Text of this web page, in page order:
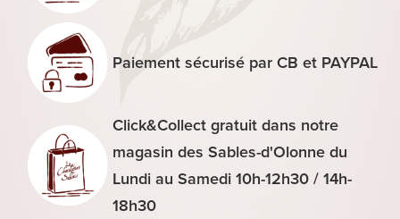
Paiement sécurisé par CB et PAYPAL
Click&Collect gratuit dans notre
magasin des Sables-d'Olonne du
Lundi au Samedi 10h-12h30 / 14h-
18h30